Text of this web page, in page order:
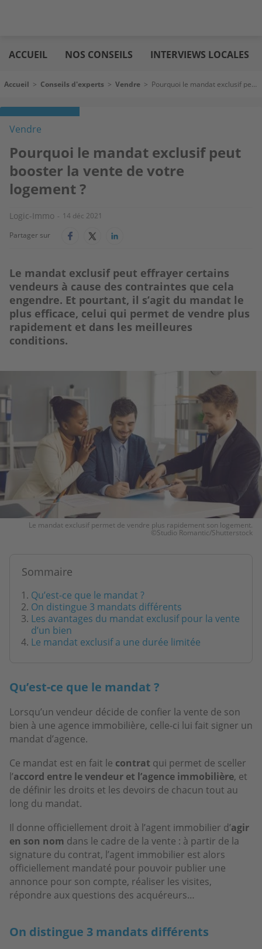
au
contenu
immo
ACCUEIL NOS CONSEILS INTERVIEWS LOCALES
Fil d'Ariane
Accueil > Conseils d'experts > Vendre > Pourquoi le mandat exclusif peut booster la vente de votre logement ?
Vendre
Pourquoi le mandat exclusif peut
booster la vente de votre
logement ?
Logic-Immo
14 déc 2021
Partager sur
Le mandat exclusif peut effrayer certains
vendeurs à cause des contraintes que cela
engendre. Et pourtant, il s’agit du mandat le
plus efficace, celui qui permet de vendre plus
rapidement et dans les meilleures
conditions.
Le mandat exclusif permet de vendre plus rapidement son logement.
©Studio Romantic/Shutterstock
Sommaire
Qu’est-ce que le mandat ?
On distingue 3 mandats différents
Les avantages du mandat exclusif pour la vente
d’un bien
Le mandat exclusif a une durée limitée
Qu’est-ce que le mandat ?
Lorsqu’un vendeur décide de confier la vente de son
bien à une agence immobilière, celle-ci lui fait signer un
mandat d’agence.
Ce mandat est en fait le contrat qui permet de sceller
l’accord entre le vendeur et l’agence immobilière, et
de définir les droits et les devoirs de chacun tout au
long du mandat.
Il donne officiellement droit à l’agent immobilier d’agir
en son nom dans le cadre de la vente : à partir de la
signature du contrat, l’agent immobilier est alors
officiellement mandaté pour pouvoir publier une
annonce pour son compte, réaliser les visites,
répondre aux questions des acquéreurs…
On distingue 3 mandats différents